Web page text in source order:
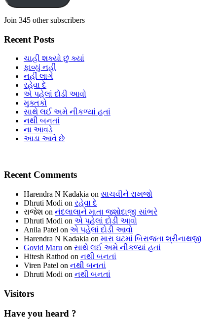
Join 345 other subscribers
Recent Posts
ચાહી શક્યો છું ક્યાં
ફાવ્યું નહીં
નહીં લાગે
રહેવા દે
એ પહેલાં દોડી આવો
મુક્તકો
સાથે લઈ અમે નીકળ્યાં હતાં
નથી બનતાં
ના આવડે
આડા આવે છે
Recent Comments
Harendra N Kadakia on સાચવીને રાખજો
Dhruti Modi on રહેવા દે
રાજેશ on નંદલાલાને માતા જશોદાજી સાંભરે
Dhruti Modi on એ પહેલાં દોડી આવો
Anila Patel on એ પહેલાં દોડી આવો
Harendra N Kadakia on મારા ઘટમાં બિરાજતા શ્રીનાથજી
Govid Maru on સાથે લઈ અમે નીકળ્યાં હતાં
Hitesh Rathod on નથી બનતાં
Viren Patel on નથી બનતાં
Dhruti Modi on નથી બનતાં
Visitors
Have you heard ?